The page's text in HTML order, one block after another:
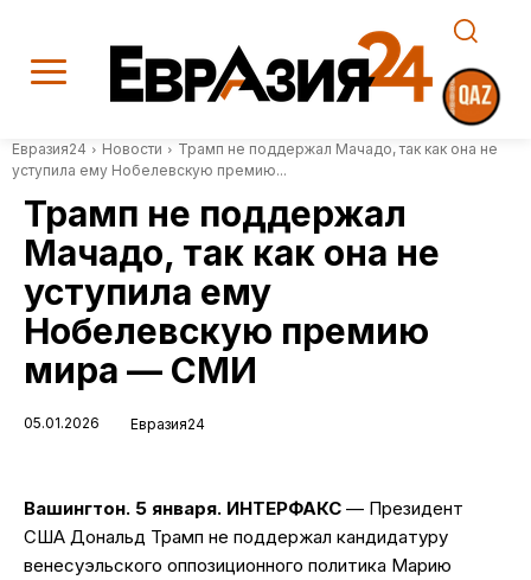
Евразия24 Новости
Трамп не поддержал Мачадо, так как она не
уступила ему Нобелевскую премию...
Трамп не поддержал
Мачадо, так как она не
уступила ему
Нобелевскую премию
мира — СМИ
05.01.2026 Евразия24
Вашингтон. 5 января. ИНТЕРФАКС — Президент
США Дональд Трамп не поддержал кандидатуру
венесуэльского оппозиционного политика Марию